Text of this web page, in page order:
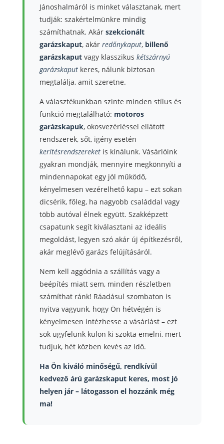
Jánoshalmáról is minket választanak, mert
tudják: szakértelmünkre mindig
számíthatnak. Akár szekcionált
garázskaput, akár redőnykaput, billenő
garázskaputvagy klasszikus kétszárnyú
garázskaputkeres, nálunk biztosan
megtalálja, amit szeretne.
A választékunkban szinte minden stílus és
funkció megtalálható: motoros
garázskapuk, okosvezérléssel ellátott
rendszerek, sőt, igény esetén
kerítésrendszereketis kínálunk. Vásárlóink
gyakran mondják, mennyire megkönnyíti a
mindennapokat egy jól működő,
kényelmesen vezérelhető kapu – ezt sokan
dicsérik, főleg, ha nagyobb családdal vagy
több autóval élnek együtt. Szakképzett
csapatunk segít kiválasztani az ideális
megoldást, legyen szó akár új építkezésről,
akár meglévő garázs felújításáról.
Nem kell aggódnia a szállítás vagy a
beépítés miatt sem, minden részletben
számíthat ránk! Ráadásul szombaton is
nyitva vagyunk, hogy Ön hétvégén is
kényelmesen intézhesse a vásárlást – ezt
sok ügyfelünk külön ki szokta emelni, mert
tudjuk, hét közben kevés az idő.
Ha Ön kiváló minőségű, rendkívül
kedvező árú garázskaput keres, most jó
helyen jár – látogasson el hozzánk még
ma!